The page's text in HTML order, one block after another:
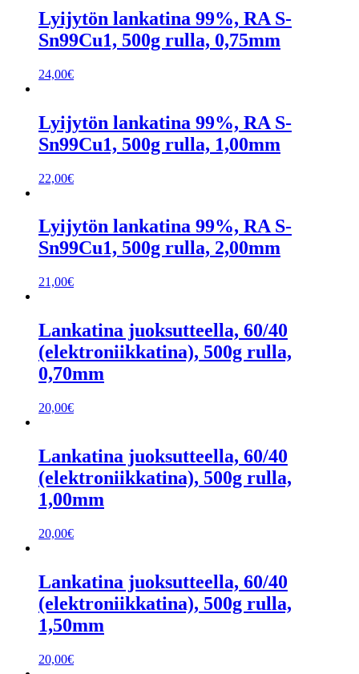
Lyijytön lankatina 99%, RA S-
Sn99Cu1, 500g rulla, 0,75mm
24,00€
Lyijytön lankatina 99%, RA S-
Sn99Cu1, 500g rulla, 1,00mm
22,00€
Lyijytön lankatina 99%, RA S-
Sn99Cu1, 500g rulla, 2,00mm
21,00€
Lankatina juoksutteella, 60/40
(elektroniikkatina), 500g rulla,
0,70mm
20,00€
Lankatina juoksutteella, 60/40
(elektroniikkatina), 500g rulla,
1,00mm
20,00€
Lankatina juoksutteella, 60/40
(elektroniikkatina), 500g rulla,
1,50mm
20,00€